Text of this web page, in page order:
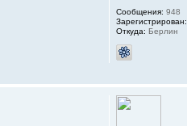
Сообщения: 948
Зарегистрирован:
Откуда: Берлин